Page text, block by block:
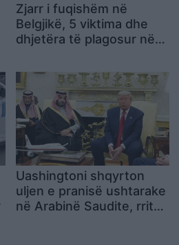
Zjarr i fuqishëm në
Belgjikë, 5 viktima dhe
dhjetëra të plagosur në
përpiqen të shpëtojnë
nga ballkonet
Uashingtoni shqyrton
uljen e pranisë ushtarake
në Arabinë Saudite, rriten